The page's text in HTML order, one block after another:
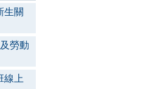
生關
勞動
線上